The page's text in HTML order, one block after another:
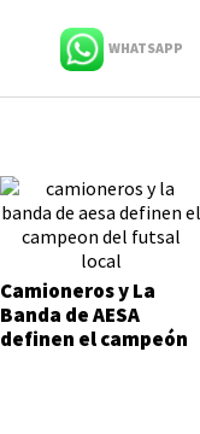
WHATSAPP
Camioneros y La
Banda de AESA
definen el campeón